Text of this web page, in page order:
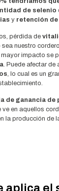
de selenio
y retención
pérdida de
sea nuestro
impacto se
. Puede afectar de
, lo cual es un
de ganancia de
en aquellos
la producción de
aplica el